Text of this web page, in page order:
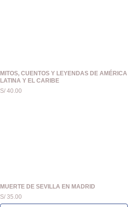
MITOS, CUENTOS Y LEYENDAS DE AMÉRICA
LATINA Y EL CARIBE
S/ 40.00
MUERTE DE SEVILLA EN MADRID
S/ 35.00